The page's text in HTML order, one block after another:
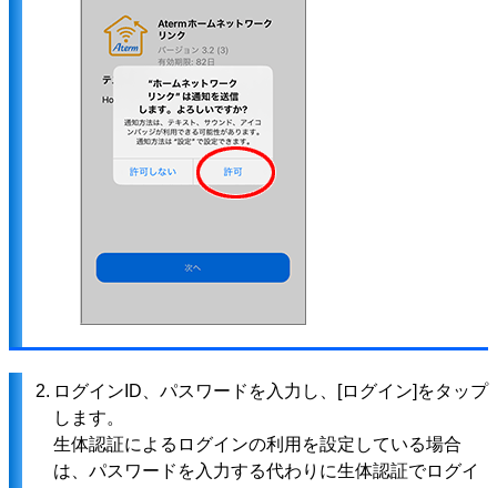
2. ログインID、パスワードを入力し、[ログイン]をタップ
します。
生体認証によるログインの利用を設定している場合
は、パスワードを入力する代わりに生体認証でログイ